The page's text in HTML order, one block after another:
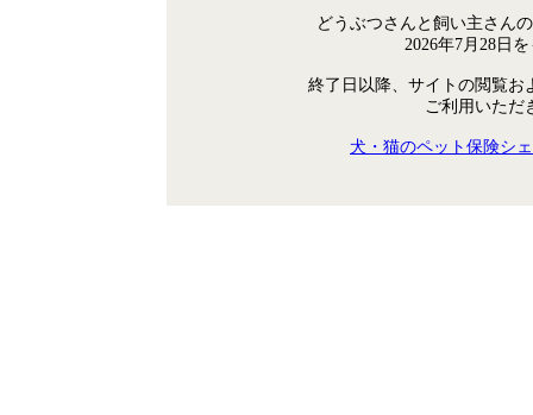
どうぶつさんと飼い主さん
2026年7月28日
終了日以降、サイトの閲覧お
ご利用いただ
犬・猫のペット保険シ